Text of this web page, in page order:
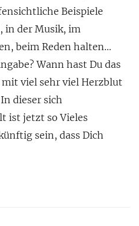
Beispiele
in der Musik, im
beim Reden halten…
Wann hast Du das
viel sehr viel Herzblut
dieser sich
ist jetzt so Vieles
sein, dass Dich